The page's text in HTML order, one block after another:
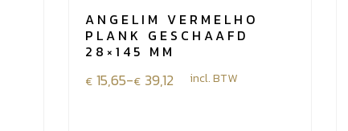
ANGELIM VERMELHO
PLANK GESCHAAFD
28×145 MM
€ 15,65-€ 39,12
Prijsklasse:
incl. BTW